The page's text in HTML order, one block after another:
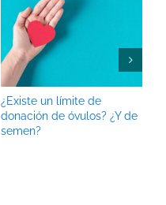
¿Existe un límite de
donación de óvulos? ¿Y de
semen?